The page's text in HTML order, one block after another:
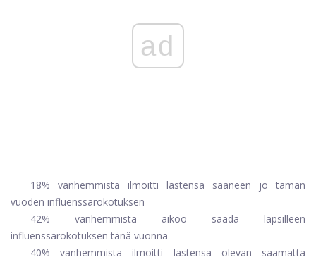
ad
18% vanhemmista ilmoitti lastensa saaneen jo tämän
vuoden influenssarokotuksen
42% vanhemmista aikoo saada lapsilleen
influenssarokotuksen tänä vuonna
40% vanhemmista ilmoitti lastensa olevan saamatta